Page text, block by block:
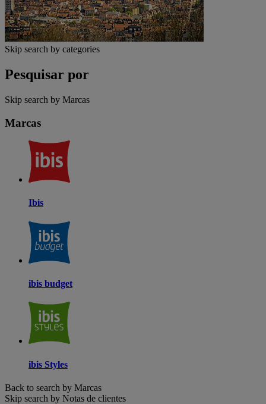
Skip search by categories
Pesquisar por
Skip search by Marcas
Marcas
Ibis
ibis budget
ibis Styles
Back to search by Marcas
Skip search by Notas de clientes